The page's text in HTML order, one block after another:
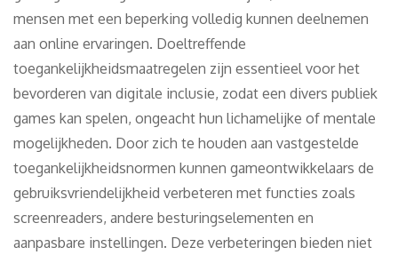
mensen met een beperking volledig kunnen deelnemen
aan online ervaringen. Doeltreffende
toegankelijkheidsmaatregelen zijn essentieel voor het
bevorderen van digitale inclusie, zodat een divers publiek
games kan spelen, ongeacht hun lichamelijke of mentale
mogelijkheden. Door zich te houden aan vastgestelde
toegankelijkheidsnormen kunnen gameontwikkelaars de
gebruiksvriendelijkheid verbeteren met functies zoals
screenreaders, andere besturingselementen en
aanpasbare instellingen. Deze verbeteringen bieden niet